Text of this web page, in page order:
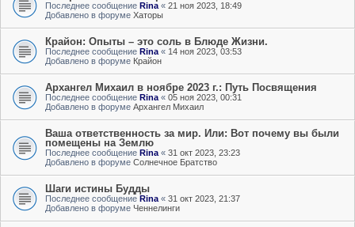
Последнее сообщение Rina « 21 ноя 2023, 18:49
Добавлено в форуме Хаторы
Крайон: Опыты – это соль в Блюде Жизни.
Последнее сообщение Rina « 14 ноя 2023, 03:53
Добавлено в форуме Крайон
Архангел Михаил в ноябре 2023 г.: Путь Посвящения
Последнее сообщение Rina « 05 ноя 2023, 00:31
Добавлено в форуме Архангел Михаил
Ваша ответственность за мир. Или: Вот почему вы были
помещены на Землю
Последнее сообщение Rina « 31 окт 2023, 23:23
Добавлено в форуме Солнечное Братство
Шаги истины Будды
Последнее сообщение Rina « 31 окт 2023, 21:37
Добавлено в форуме Ченнелинги